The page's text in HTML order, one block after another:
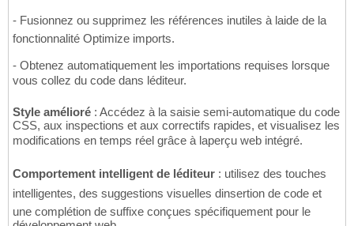
- Fusionnez ou supprimez les références inutiles à laide de la
fonctionnalité Optimize imports.
- Obtenez automatiquement les importations requises lorsque
vous collez du code dans léditeur.
Style amélioré : Accédez à la saisie semi-automatique du code
CSS, aux inspections et aux correctifs rapides, et visualisez les
modifications en temps réel grâce à laperçu web intégré.
Comportement intelligent de léditeur : utilisez des touches
intelligentes, des suggestions visuelles dinsertion de code et
une complétion de suffixe conçues spécifiquement pour le